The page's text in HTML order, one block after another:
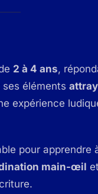
2 à 4 ans,
ses éléments
expérience
pour apprendre
main-œil